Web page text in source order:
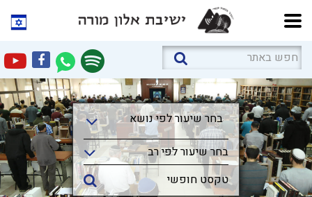
בחר שיעור לפי נושא
בחר שיעור לפי נושא
בחר שיעור לפי רב